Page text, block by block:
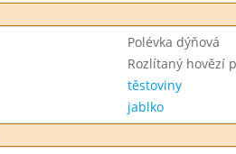
Polévka dýňová
Rozlítaný hovězí
těstoviny
jablko